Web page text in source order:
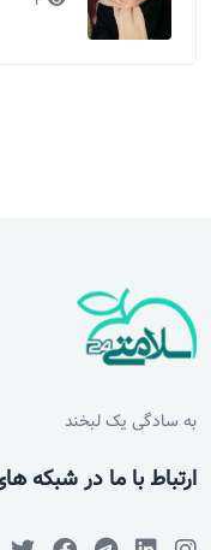
به سادگی یک لبخند
ارتباط با ما در شبکه